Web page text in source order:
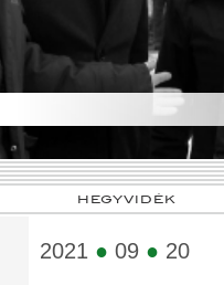
HEGYVIDÉK
2021 ● 09 ● 20